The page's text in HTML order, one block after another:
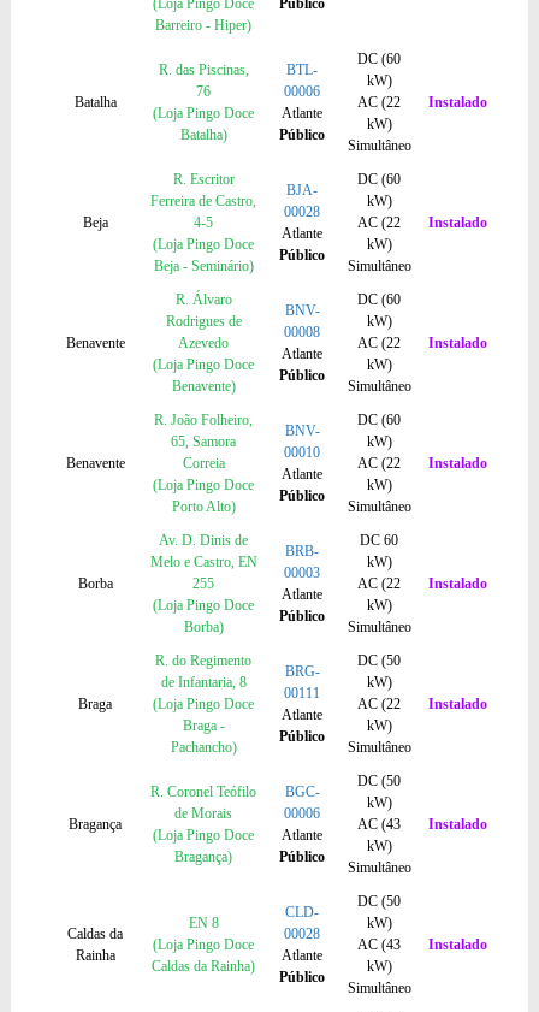
(Loja Pingo Doce
Barreiro - Hiper)
Público
Batalha
R. das Piscinas,
76
(Loja Pingo Doce
Batalha)
BTL-
00006
Atlante
Público
DC (60
kW)
AC (22
kW)
Simultâneo
Instalado
Beja
R. Escritor
Ferreira de Castro,
4-5
(Loja Pingo Doce
Beja - Seminário)
BJA-
00028
Atlante
Público
DC (60
kW)
AC (22
kW)
Simultâneo
Instalado
Benavente
R. Álvaro
Rodrigues de
Azevedo
(Loja Pingo Doce
Benavente)
BNV-
00008
Atlante
Público
DC (60
kW)
AC (22
kW)
Simultâneo
Instalado
Benavente
R. João Folheiro,
65, Samora
Correia
(Loja Pingo Doce
Porto Alto)
BNV-
00010
Atlante
Público
DC (60
kW)
AC (22
kW)
Simultâneo
Instalado
Borba
Av. D. Dinis de
Melo e Castro, EN
255
(Loja Pingo Doce
Borba)
BRB-
00003
Atlante
Público
DC 60
kW)
AC (22
kW)
Simultâneo
Instalado
Braga
R. do Regimento
de Infantaria, 8
(Loja Pingo Doce
Braga -
Pachancho)
BRG-
00111
Atlante
Público
DC (50
kW)
AC (22
kW)
Simultâneo
Instalado
Bragança
R. Coronel Teófilo
de Morais
(Loja Pingo Doce
Bragança)
BGC-
00006
Atlante
Público
DC (50
kW)
AC (43
kW)
Simultâneo
Instalado
Caldas da
Rainha
EN 8
(Loja Pingo Doce
Caldas da Rainha)
CLD-
00028
Atlante
Público
DC (50
kW)
AC (43
kW)
Simultâneo
Instalado